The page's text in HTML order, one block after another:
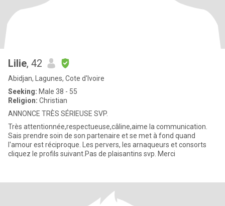
Lilie, 42
Abidjan, Lagunes, Cote d'Ivoire
Seeking: Male 38 - 55
Religion: Christian
ANNONCE TRÈS SÉRIEUSE SVP.
Très attentionnée,respectueuse,câline,aime la communication.
Sais prendre soin de son partenaire et se met à fond quand
l'amour est réciproque. Les pervers, les arnaqueurs et consorts
cliquez le profils suivant.Pas de plaisantins svp. Merci